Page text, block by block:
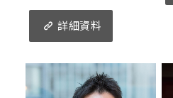
詳細資料